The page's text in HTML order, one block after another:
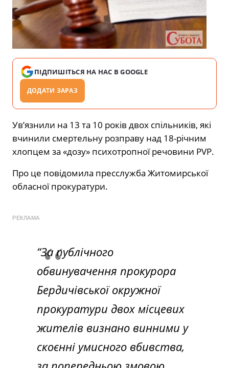
ПІДПИШІТЬСЯ НА НАС В GOOGLE
ДОДАТИ ЗАРАЗ
Ув’язнили на 13 та 10 років двох спільників, які
вчинили смертельну розправу над 18-річним
хлопцем за «дозу» психотропної речовини PVP.
Про це повідомила пресслужба Житомирської
обласної прокуратури.
РЕКЛАМА
“За публічного
обвинувачення прокурора
Бердичівської окружної
прокуратури двох місцевих
жителів визнано винними у
скоєнні умисного вбивства,